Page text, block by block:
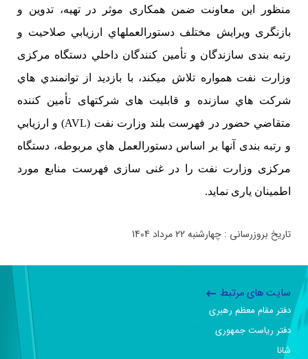
منظور این معاونت ضمن همکاری موثر در تهیه، تدوین و
بازنگری ويرايش مختلف دستورالعملهاي ارزيابي صلاحیت و
رتبه بندی سازندگان و تأمین کنندگان داخلي دستگاه مرکزی
وزارت نفت همواره تلاش میکند، با بازديد از توانمندي هاي
شركت هاي سازنده و قابلیت های شرکتهای تأمین کننده
متقاضي حضور در فهرست بلند وزارت نفت (AVL) و ارزيابي
و رتبه بندی آنها بر اساس دستورالعمل هاي مربوطه، دستگاه
مرکزی وزارت نفت را در غنی سازی فهرست منابع مورد
اطمینان یاری نماید.
تاریخ بروزرسانی : چهارشنبه 22 مرداد 1404
سایت های مرتبط
دفتر مقام معظم رهبری
دفتر ریاست جمهوری
شانا